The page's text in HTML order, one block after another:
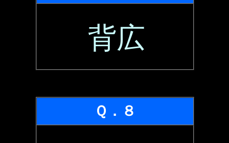
背広
Ｑ．８